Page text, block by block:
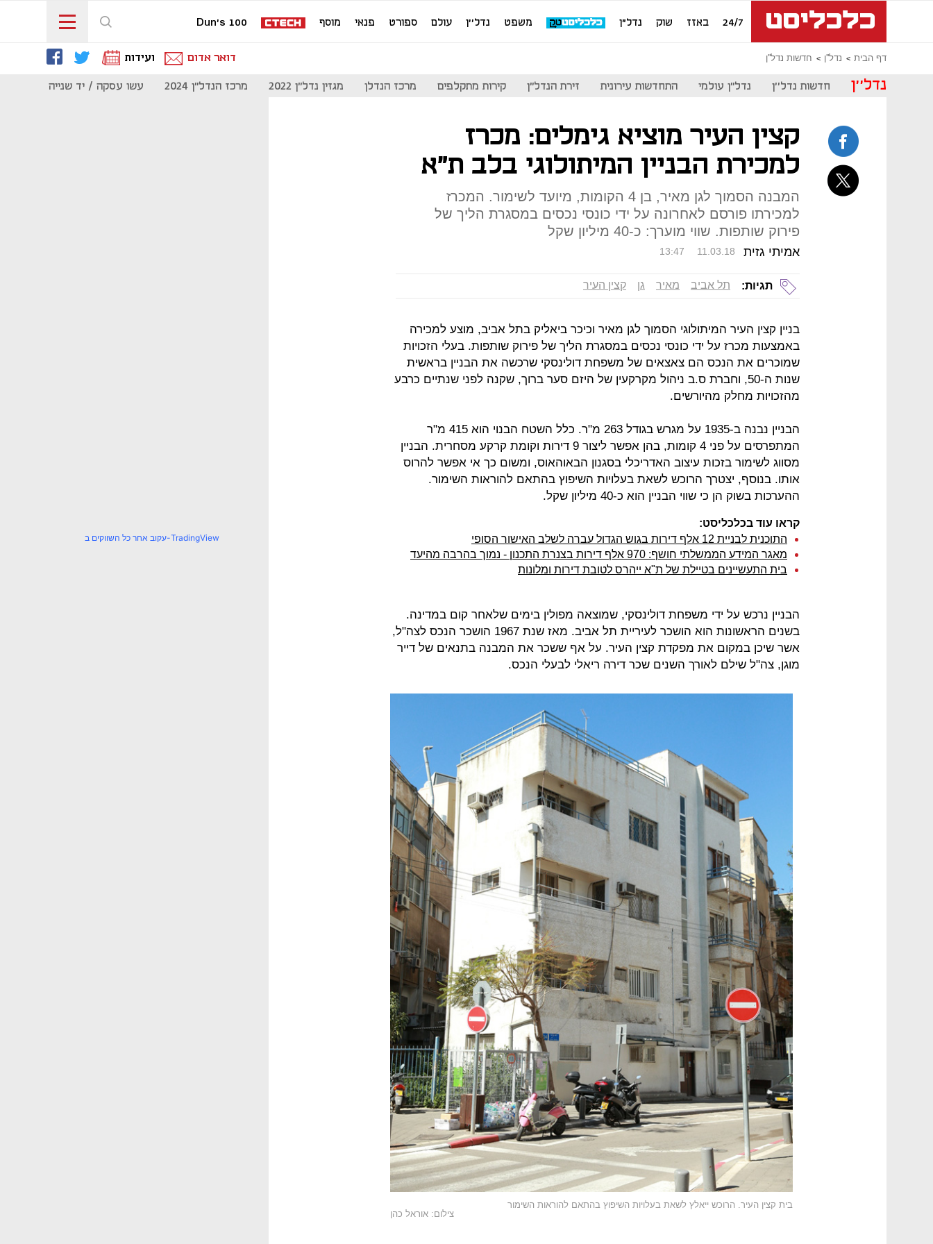
24/7 באזז שוק נדל"ן משפט נדל''ן עולם ספורט פנאי מוסף Dun's 100
דף הבית נדל''ן חדשות נדל''ן דואר אדום ועידות
נדל''ן חדשות נדל''ן נדל"ן עולמי התחדשות עירונית זירת הנדל"ן קירות מתקלפים מרכז הנדלן מגזין נדל"ן 2022 מרכז הנדל"ן 2024 עשו עסקה / יד שנייה
קצין העיר מוציא גימלים: מכרז
למכירת הבניין המיתולוגי בלב ת"א
המבנה הסמוך לגן מאיר, בן 4 הקומות, מיועד לשימור. המכרז
למכירתו פורסם לאחרונה על ידי כונסי נכסים במסגרת הליך של
פירוק שותפות. שווי מוערך: כ-40 מיליון שקל
אמיתי גזית 13:47 11.03.18
תגיות: תל אביב מאיר גן קצין העיר
בניין קצין העיר המיתולוגי הסמוך לגן מאיר וכיכר ביאליק בתל אביב, מוצע למכירה
באמצעות מכרז על ידי כונסי נכסים במסגרת הליך של פירוק שותפות. בעלי הזכויות
שמוכרים את הנכס הם צאצאים של משפחת דולינסקי שרכשה את הבניין בראשית
שנות ה-50, וחברת ס.ב ניהול מקרקעין של היזם סער ברוך, שקנה לפני שנתיים כרבע
מהזכויות מחלק מהיורשים.
הבניין נבנה ב-1935 על מגרש בגודל 263 מ"ר. כלל השטח הבנוי הוא 415 מ"ר
המתפרסים על פני 4 קומות, בהן אפשר ליצור 9 דירות וקומת קרקע מסחרית. הבניין
מסווג לשימור בזכות עיצוב האדריכלי בסגנון הבאוהאוס, ומשום כך אי אפשר להרוס
אותו. בנוסף, יצטרך הרוכש לשאת בעלויות השיפוץ בהתאם להוראות השימור.
ההערכות בשוק הן כי שווי הבניין הוא כ-40 מיליון שקל.
קראו עוד בכלכליסט:
התוכנית לבניית 12 אלף דירות בגוש הגדול עברה לשלב האישור הסופי
מאגר המידע הממשלתי חושף: 970 אלף דירות בצנרת התכנון - נמוך בהרבה מהיעד
בית התעשיינים בטיילת של ת"א ייהרס לטובת דירות ומלונות
הבניין נרכש על ידי משפחת דולינסקי, שמוצאה מפולין בימים שלאחר קום במדינה.
בשנים הראשונות הוא הושכר לעיריית תל אביב. מאז שנת 1967 הושכר הנכס לצה"ל,
אשר שיכן במקום את מפקדת קצין העיר. על אף ששכר את המבנה בתנאים של דייר
מוגן, צה"ל שילם לאורך השנים שכר דירה ריאלי לבעלי הנכס.
בית קצין העיר. הרוכש ייאלץ לשאת בעלויות השיפוץ בהתאם להוראות השימור
צילום: אוראל כהן
עקוב אחר כל השווקים ב-TradingView